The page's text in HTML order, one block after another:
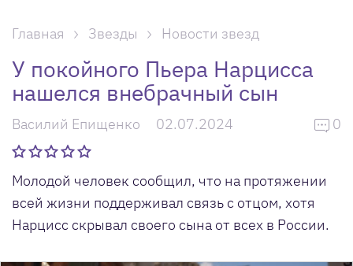
Главная Звезды Новости звезд
У покойного Пьера Нарцисса
нашелся внебрачный сын
Василий Епищенко 02.07.2024 0
Молодой человек сообщил, что на протяжении
всей жизни поддерживал связь с отцом, хотя
Нарцисс скрывал своего сына от всех в России.